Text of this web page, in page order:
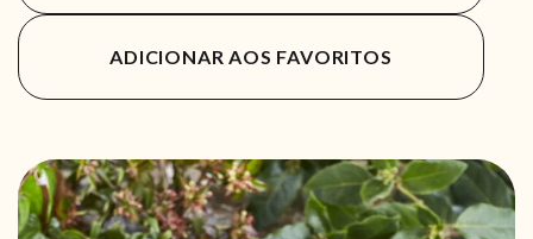
ADICIONAR AOS FAVORITOS